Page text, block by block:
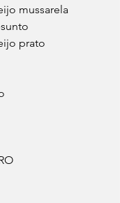
mussarela
prato